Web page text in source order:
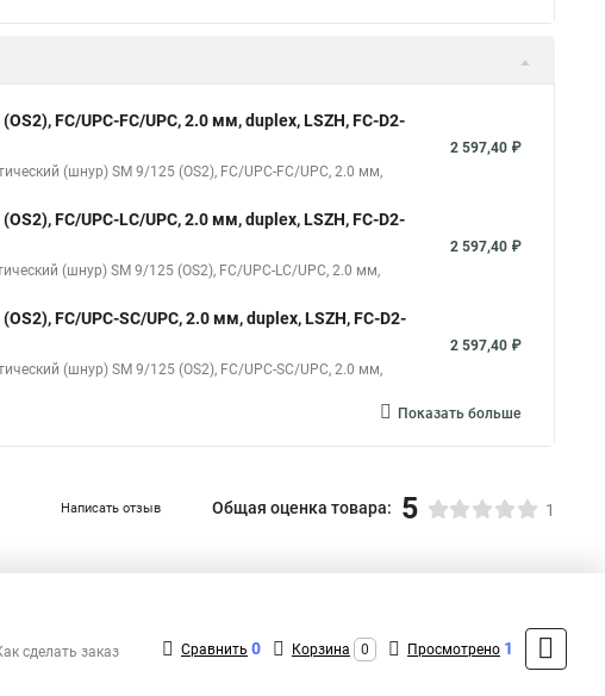
FC/UPC-FC/UPC, 2.0 мм, duplex, LSZH, FC-D2-
(шнур) SM 9/125 (OS2), FC/UPC-FC/UPC, 2.0 мм,
2 597,40 ₽
FC/UPC-LC/UPC, 2.0 мм, duplex, LSZH, FC-D2-
(шнур) SM 9/125 (OS2), FC/UPC-LC/UPC, 2.0 мм,
2 597,40 ₽
FC/UPC-SC/UPC, 2.0 мм, duplex, LSZH, FC-D2-
(шнур) SM 9/125 (OS2), FC/UPC-SC/UPC, 2.0 мм,
2 597,40 ₽
Показать больше
Написать отзыв Общая оценка товара: 5 1
Контакты
+7 (495) 432-41-41
сделать заказ Сравнить 0 Корзина 0 Просмотрено 1